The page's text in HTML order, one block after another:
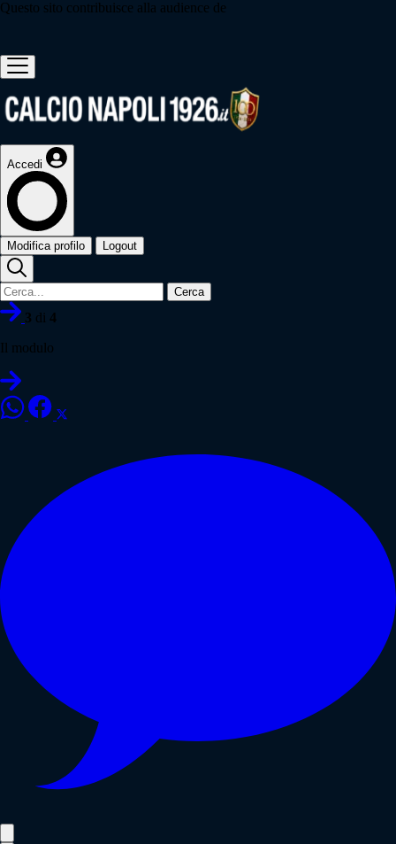
Questo sito contribuisce alla audience de
Accedi
Modifica profilo Logout
Cerca
3 di 4
Il modulo